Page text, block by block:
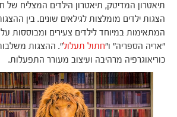
תיאטרון המדיטק, תיאטרון הילדים המצליח של
הצגות ילדים מומלצות לגילאים שונים. בין
המתאימות במיוחד לילדים צעירים ומבוססות
"אריה הספריה" ו"חתול תעלול". ההצגות
כוריאוגרפיה מרהיבה ועיצוב מעורר התפעלות.